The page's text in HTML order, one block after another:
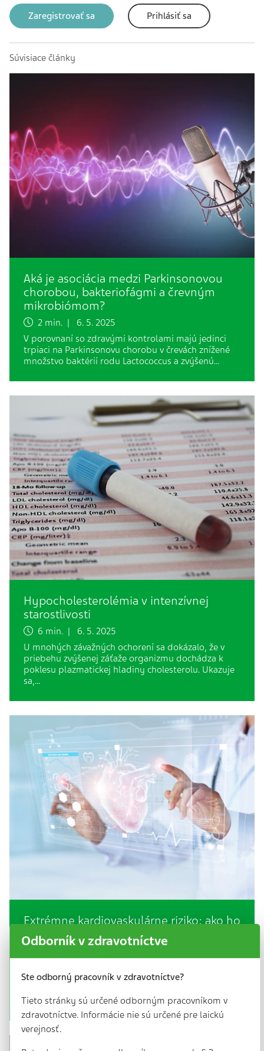
Zaregistrovať sa Prihlásiť sa
Súvisiace články
Aká je asociácia medzi Parkinsonovou
chorobou, bakteriofágmi a črevným
mikrobiómom?
2 min. | 6. 5. 2025
V porovnaní so zdravými kontrolami majú jedinci
trpiaci na Parkinsonovu chorobu v črevách znížené
množstvo baktérií rodu Lactococcus a zvýšenú…
Hypocholesterolémia v intenzívnej
starostlivosti
6 min. | 6. 5. 2025
U mnohých závažných ochorení sa dokázalo, že v
priebehu zvýšenej záťaže organizmu dochádza k
poklesu plazmatickej hladiny cholesterolu. Ukazuje
sa,…
Extrémne kardiovaskulárne riziko: ako ho
spoznať a ako ho znížiť
rizika popísali odporúčané postupy ECS/EAS
spoločnosť pre aterosklerózu) pre diagnostiku…
Odborník v zdravotníctve
Ste odborný pracovník v zdravotníctve?
Tieto stránky sú určené odborným pracovníkom v
zdravotníctve. Informácie nie sú určené pre laickú
verejnosť.